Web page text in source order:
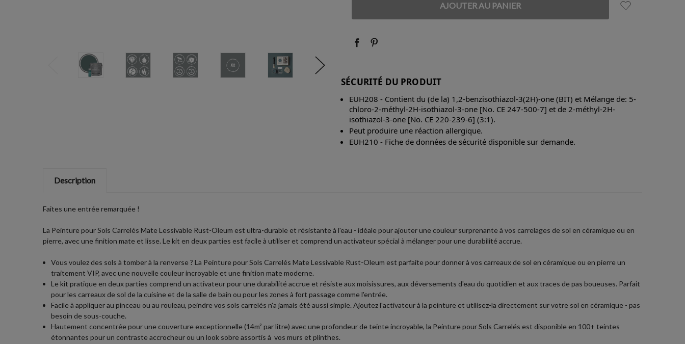
:
:
SÉCURITÉ DU PRODUIT
EUH208 - Contient du (de la) 1,2-benzisothiazol-3(2H)-one (BIT) et Mélange de: 5-
chloro-2-méthyl-2H-isothiazol-3-one [No. CE 247-500-7] et de 2-méthyl-2H-
isothiazol-3-one [No. CE 220-239-6] (3:1).
Peut produire une réaction allergique.
EUH210 - Fiche de données de sécurité disponible sur demande.
Description
Faites une entrée remarquée !
La Peinture pour Sols Carrelés Mate Lessivable Rust-Oleum est ultra-durable et résistante à l'eau - idéale pour ajouter une couleur surprenante à vos carrelages de sol en céramique ou en
pierre, avec une finition mate et lisse. Le kit en deux parties est facile à utiliser et comprend un activateur spécial à mélanger pour une durabilité accrue.
Vous voulez des sols à tomber à la renverse ? La Peinture pour Sols Carrelés Mate Lessivable Rust-Oleum est parfaite pour donner à vos carreaux de sol en céramique ou en pierre un
traitement VIP, avec une nouvelle couleur incroyable et une finition mate moderne.
Le kit pratique en deux parties comprend un activateur pour une durabilité accrue et résiste aux moisissures, aux déversements d'eau du quotidien et aux traces de pas boueuses. Parfait
pour les carreaux de sol de la cuisine et de la salle de bain ou pour les zones à fort passage comme l'entrée.
Facile à appliquer au pinceau ou au rouleau, peindre vos sols carrelés n'a jamais été aussi simple. Ajoutez l'activateur à la peinture et utilisez-la directement sur votre sol en céramique - pas
besoin de sous-couche.
Hautement concentrée pour une couverture exceptionnelle (14m² par litre) avec une profondeur de teinte incroyable, la Peinture pour Sols Carrelés est disponible en 100+ teintes
étonnantes pour un contraste accrocheur ou un look sobre assortis à vos murs et plinthes.